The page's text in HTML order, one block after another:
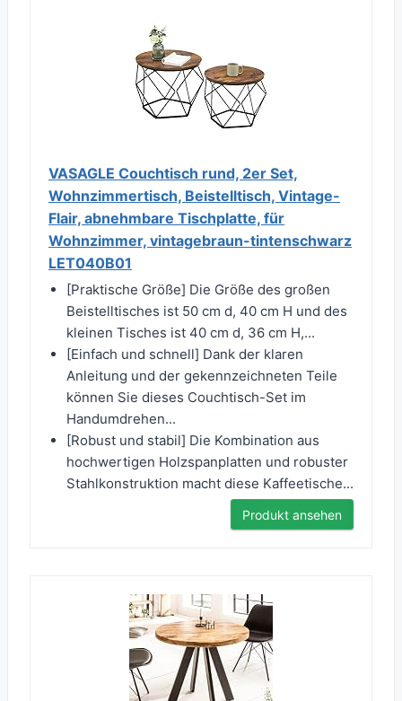
VASAGLE Couchtisch rund, 2er Set,
Wohnzimmertisch, Beistelltisch, Vintage-
Flair, abnehmbare Tischplatte, für
Wohnzimmer, vintagebraun-tintenschwarz
LET040B01
[Praktische Größe] Die Größe des großen
Beistelltisches ist 50 cm d, 40 cm H und des
kleinen Tisches ist 40 cm d, 36 cm H,...
[Einfach und schnell] Dank der klaren
Anleitung und der gekennzeichneten Teile
können Sie dieses Couchtisch-Set im
Handumdrehen...
[Robust und stabil] Die Kombination aus
hochwertigen Holzspanplatten und robuster
Stahlkonstruktion macht diese Kaffeetische...
Produkt ansehen